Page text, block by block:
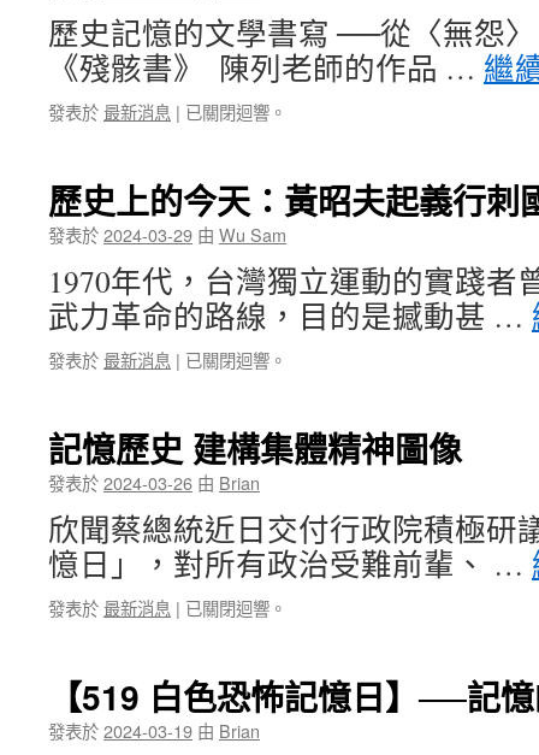
歷史記憶的文學書寫 ──從〈無怨
《殘骸書》 ​ 陳列老師的作品 … 繼
發表於 最新消息 | 已關閉迴響。
歷史上的今天：黃昭夫起義行刺
發表於2024-03-29 由 Wu Sam
1970年代，台灣獨立運動的實踐者
武力革命的路線，目的是撼動甚 …
發表於 最新消息 | 已關閉迴響。
記憶歷史 建構集體精神圖像
發表於2024-03-26 由 Brian
欣聞蔡總統近日交付行政院積極研
憶日」，對所有政治受難前輩、 …
發表於 最新消息 | 已關閉迴響。
【519 白色恐怖記憶日】──記
發表於2024-03-19 由 Brian